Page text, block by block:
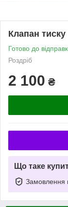
Клапан
Готово до
Роздріб
2 100 ₴
Що таке
Замовлення